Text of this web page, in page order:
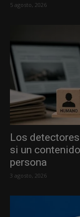
5 agosto, 2026
Los
si un
persona
3 agosto, 2026